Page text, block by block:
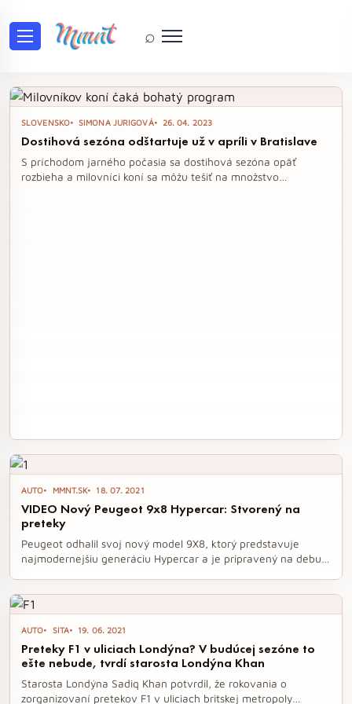
⌕
Tag: preteky
SLOVENSKO SIMONA JURIGOVÁ 26. 04. 2023
Dostihová sezóna odštartuje už v apríli v Bratislave
S príchodom jarného počasia sa dostihová sezóna opäť
rozbieha a milovníci koní sa môžu tešiť na množstvo
AUTO MMNT.SK 18. 07. 2021
VIDEO Nový Peugeot 9x8 Hypercar: Stvorený na
preteky
Peugeot odhalil svoj nový model 9X8, ktorý predstavuje
najmodernejšiu generáciu Hypercar a je pripravený na debut
sa vyznačuje revolučným dizajnom a hybridným pohonom,
ktorý posúva hranice automobilového výkonu a technológie.
Model 9X8, s unikátnym aerodynamickým prevedením a
modernými svetelnými prvkami, sľubuje vzrušujúce preteky v
nadchádzajúcej sezóne.
AUTO SITA 19. 06. 2021
Preteky F1 v uliciach Londýna? V budúcej sezóne to
ešte nebude, tvrdí starosta Londýna Khan
Starosta Londýna Sadiq Khan potvrdil, že rokovania o
zorganizovaní pretekov F1 v uliciach britskej metropoly